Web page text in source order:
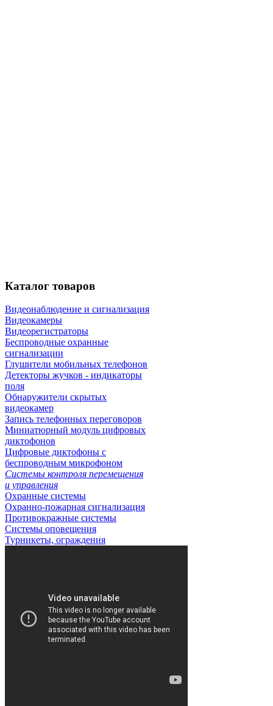
Каталог товаров
Видеонаблюдение и сигнализация
Видеокамеры
Видеорегистраторы
Беспроводные охранные
сигнализации
Глушители мобильных телефонов
Детекторы жучков - индикаторы
поля
Обнаружители скрытых
видеокамер
Запись телефонных переговоров
Миниатюрный модуль цифровых
диктофонов
Цифровые диктофоны с
беспроводным микрофоном
Системы контроля перемещения
и управления
Охранные системы
Охранно-пожарная сигнализация
Противокражные системы
Системы оповещения
Турникеты, ограждения